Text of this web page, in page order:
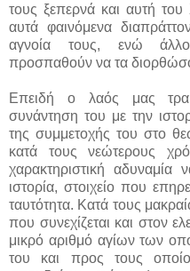
τους ξεπερνά και αυτή του
αυτά φαινόμενα
αγνοία τους, ενώ
προσπαθούν να τα
Επειδή ο λαός μας
συνάντηση του με την
της συμμετοχής του στο
κατά τους νεώτερους
χαρακτηριστική αδυναμία
ιστορία, στοιχείο που
ταυτότητα. Κατά τους
που συνεχίζεται και στον
μικρό αριθμό αγίων των
του και προς τους